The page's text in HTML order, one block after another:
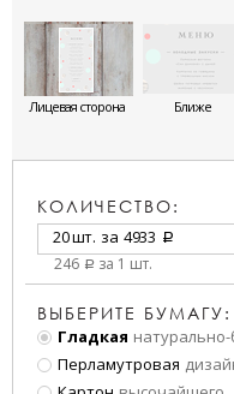
Лицевая сторона Ближе
КОЛИЧЕСТВО:
20 шт. за 4933 a
246 a за 1 шт.
ВЫБЕРИТЕ БУМАГУ:
Гладкая
Перламутровая